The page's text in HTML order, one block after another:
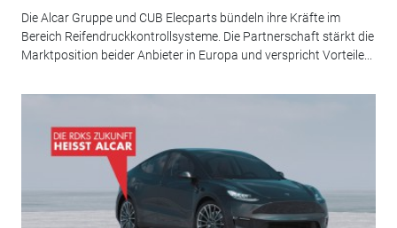
Die Alcar Gruppe und CUB Elecparts bündeln ihre Kräfte im
Bereich Reifendruckkontrollsysteme. Die Partnerschaft stärkt die
Marktposition beider Anbieter in Europa und verspricht Vorteile...